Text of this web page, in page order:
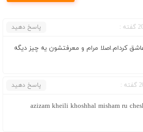
پاسخ دهید
کردام.اصلا مرام و معرفتشون یه چیز دیگه
پاسخ دهید
azizam kheili khoshhal misham ru